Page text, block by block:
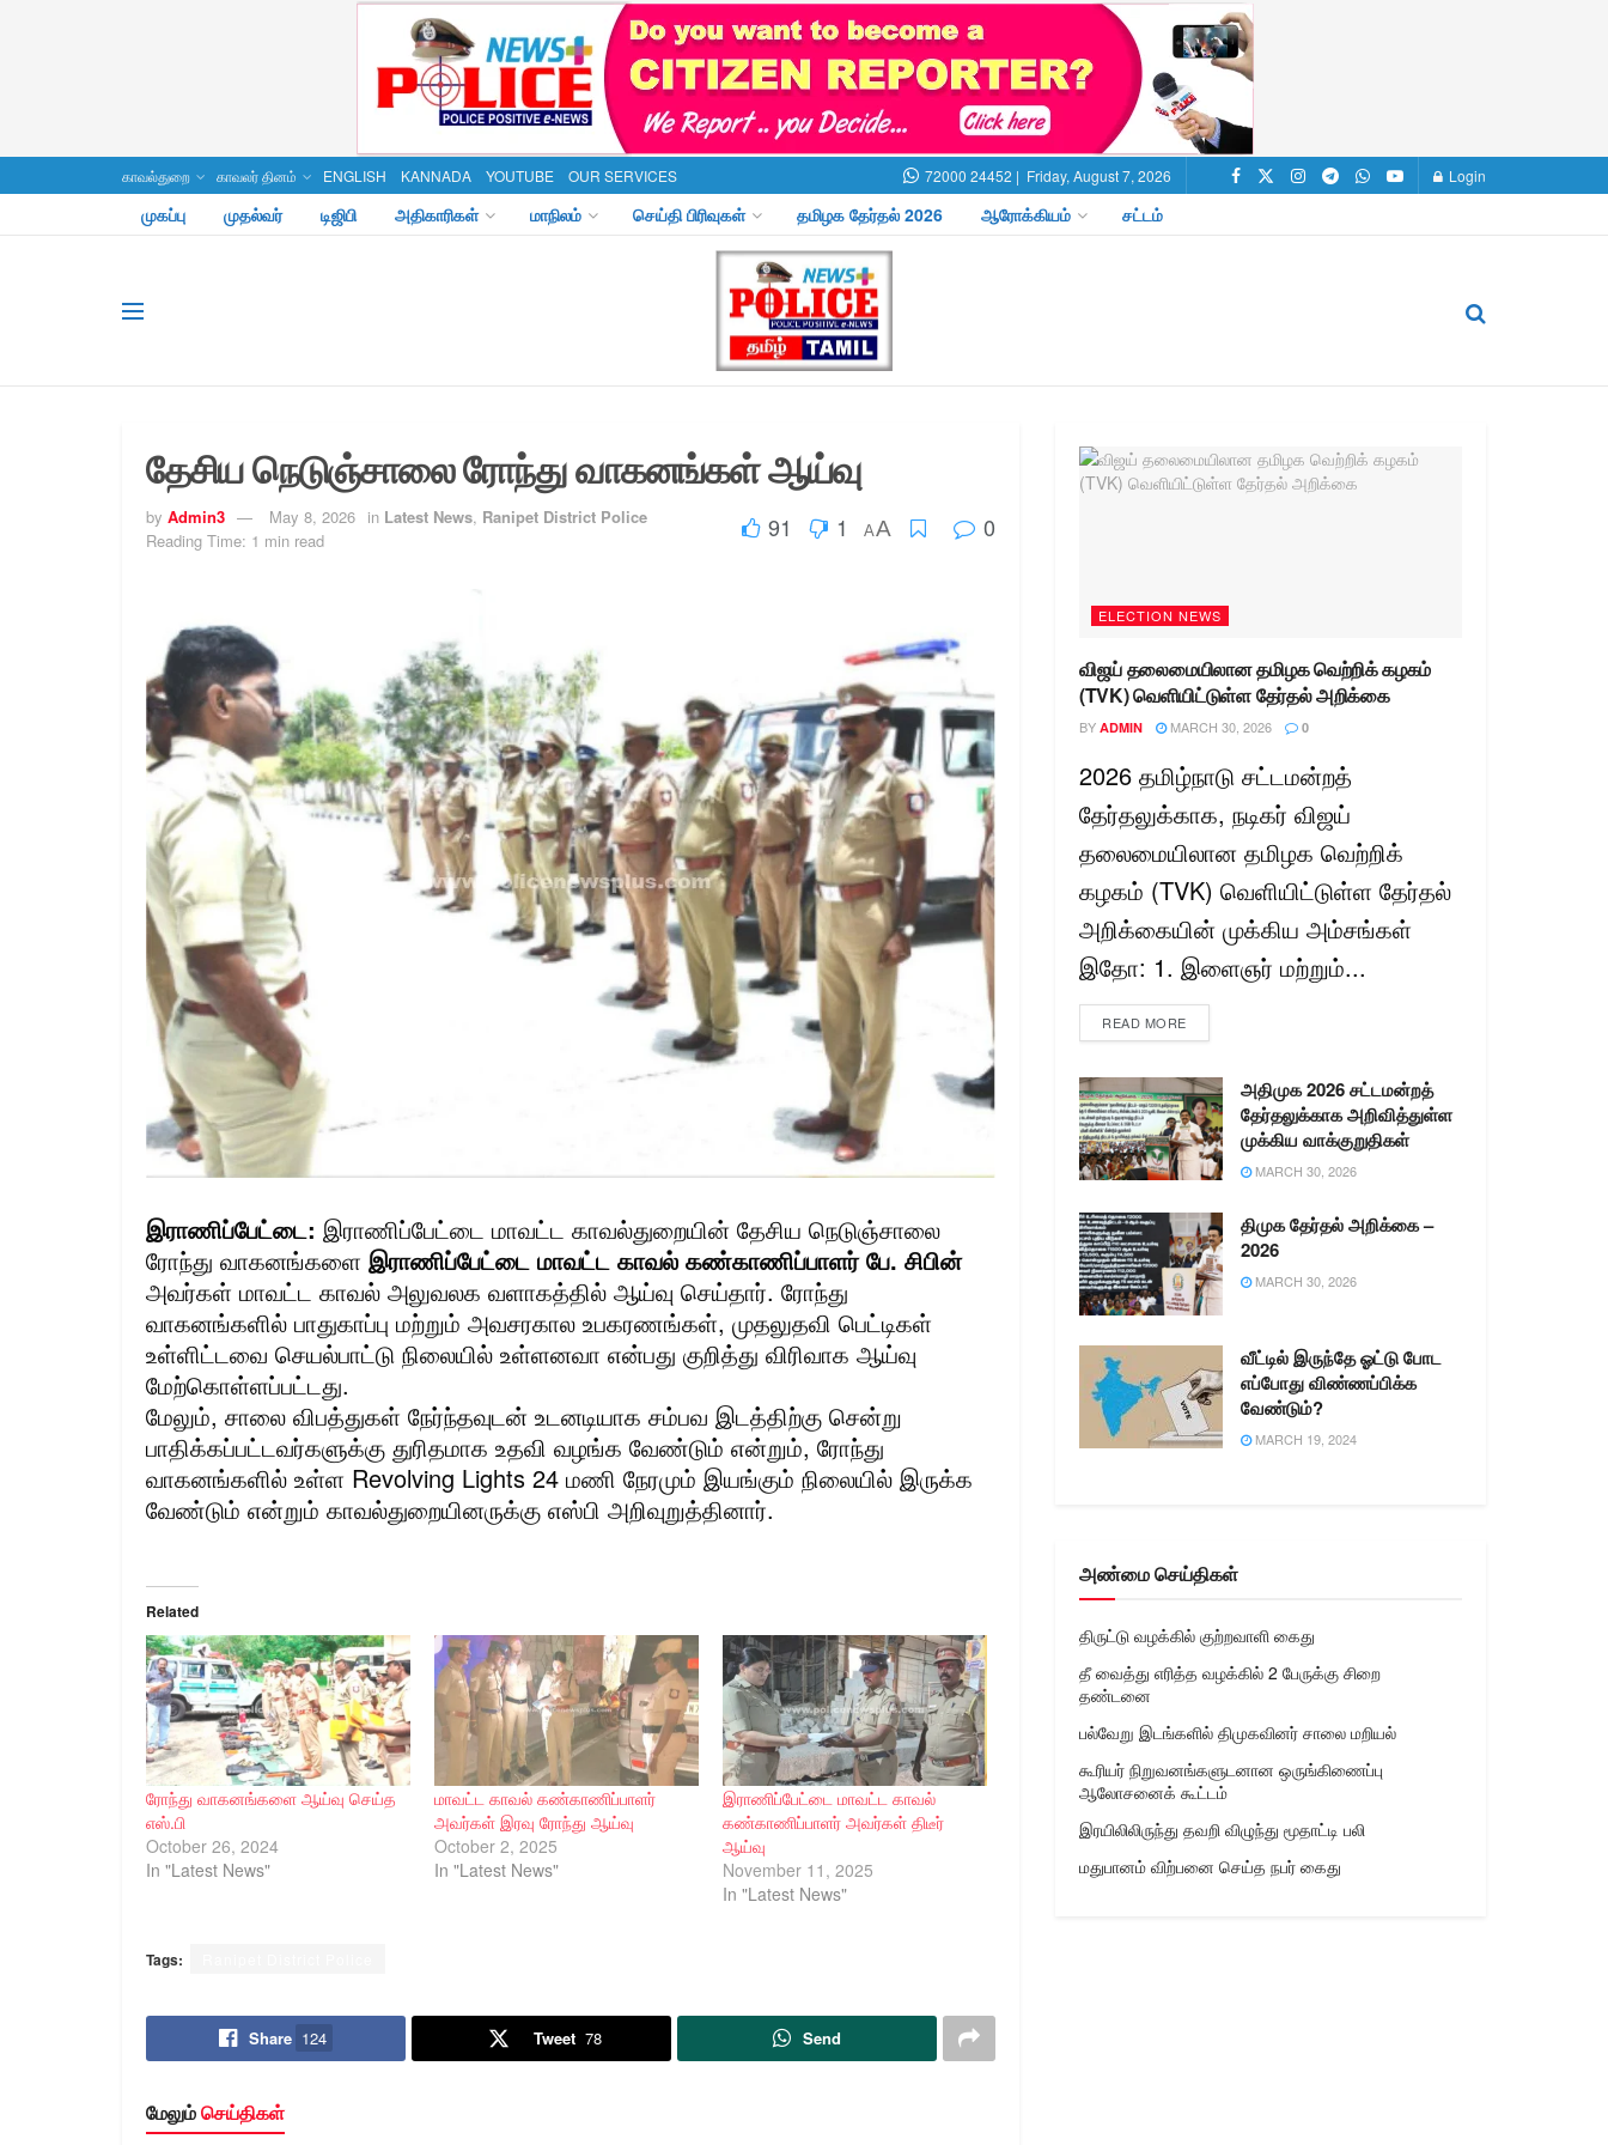
காவல்துறை காவலர் தினம் ENGLISH KANNADA YOUTUBE OUR SERVICES 72000 24452 | Friday, August 7, 2026 Login
முகப்பு முதல்வர் டிஜிபி அதிகாரிகள் மாநிலம் செய்தி பிரிவுகள் தமிழக தேர்தல் 2026 ஆரோக்கியம் சட்டம்
தேசிய நெடுஞ்சாலை ரோந்து வாகனங்கள் ஆய்வு
by Admin3 May 8, 2026 in Latest News, Ranipet District Police
Reading Time: 1 min read
91 1 AA 0
இராணிப்பேட்டை: இராணிப்பேட்டை மாவட்ட காவல்துறையின் தேசிய நெடுஞ்சாலை
ரோந்து வாகனங்களை இராணிப்பேட்டை மாவட்ட காவல் கண்காணிப்பாளர் பே. சிபின்
அவர்கள் மாவட்ட காவல் அலுவலக வளாகத்தில் ஆய்வு செய்தார். ரோந்து
வாகனங்களில் பாதுகாப்பு மற்றும் அவசரகால உபகரணங்கள், முதலுதவி பெட்டிகள்
உள்ளிட்டவை செயல்பாட்டு நிலையில் உள்ளனவா என்பது குறித்து விரிவாக ஆய்வு
மேற்கொள்ளப்பட்டது.
மேலும், சாலை விபத்துகள் நேர்ந்தவுடன் உடனடியாக சம்பவ இடத்திற்கு சென்று
பாதிக்கப்பட்டவர்களுக்கு துரிதமாக உதவி வழங்க வேண்டும் என்றும், ரோந்து
வாகனங்களில் உள்ள Revolving Lights 24 மணி நேரமும் இயங்கும் நிலையில் இருக்க
வேண்டும் என்றும் காவல்துறையினருக்கு எஸ்பி அறிவுறுத்தினார்.
Related
ரோந்து வாகனங்களை ஆய்வு செய்த
எஸ்.பி
October 26, 2024
In "Latest News"
மாவட்ட காவல் கண்காணிப்பாளர்
அவர்கள் இரவு ரோந்து ஆய்வு
October 2, 2025
In "Latest News"
இராணிப்பேட்டை மாவட்ட காவல்
கண்காணிப்பாளர் அவர்கள் திடீர்
ஆய்வு
November 11, 2025
In "Latest News"
Tags:
Share 124 Tweet 78 Send
மேலும்செய்திகள்
ELECTION NEWS
விஜய் தலைமையிலான தமிழக வெற்றிக் கழகம்
(TVK) வெளியிட்டுள்ள தேர்தல் அறிக்கை
BY ADMIN MARCH 30, 2026 0
2026 தமிழ்நாடு சட்டமன்றத்
தேர்தலுக்காக, நடிகர் விஜய்
தலைமையிலான தமிழக வெற்றிக்
கழகம் (TVK) வெளியிட்டுள்ள தேர்தல்
அறிக்கையின் முக்கிய அம்சங்கள்
இதோ: 1. இளைஞர் மற்றும்...
READ MORE
அதிமுக 2026 சட்டமன்றத்
தேர்தலுக்காக அறிவித்துள்ள
முக்கிய வாக்குறுதிகள்
MARCH 30, 2026
திமுக தேர்தல் அறிக்கை –
2026
MARCH 30, 2026
வீட்டில் இருந்தே ஓட்டு போட
எப்போது விண்ணப்பிக்க
வேண்டும்?
MARCH 19, 2024
அண்மை செய்திகள்
திருட்டு வழக்கில் குற்றவாளி கைது
தீ வைத்து எரித்த வழக்கில் 2 பேருக்கு சிறை
தண்டனை
பல்வேறு இடங்களில் திமுகவினர் சாலை மறியல்
கூரியர் நிறுவனங்களுடனான ஒருங்கிணைப்பு
ஆலோசனைக் கூட்டம்
இரயிலிலிருந்து தவறி விழுந்து மூதாட்டி பலி
மதுபானம் விற்பனை செய்த நபர் கைது